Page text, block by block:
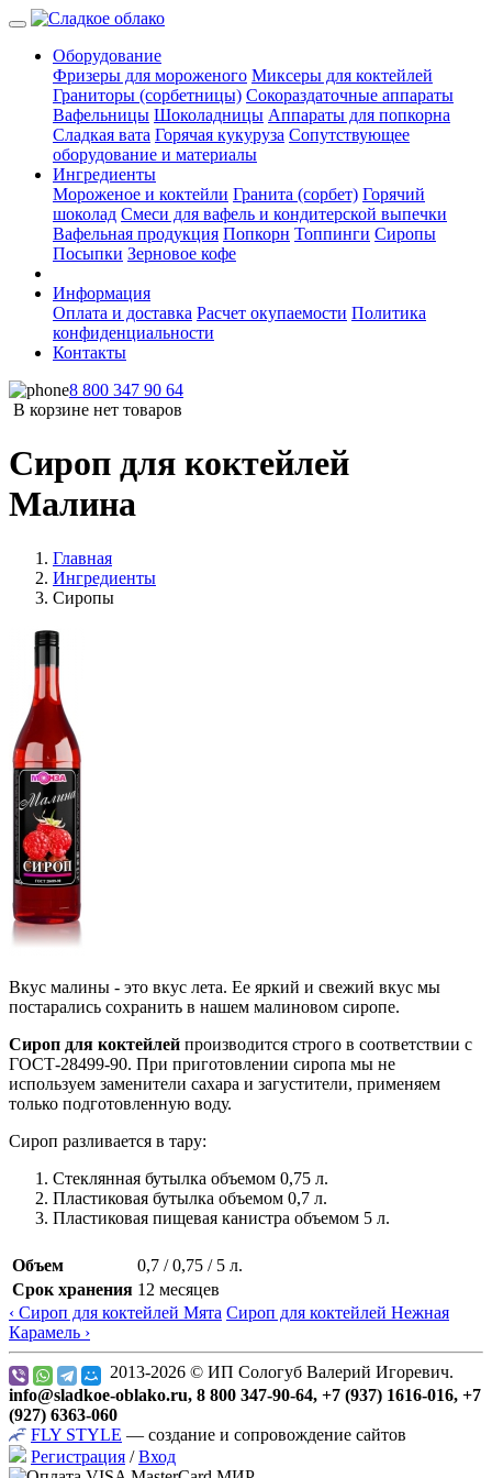
Оборудование
Фризеры для мороженого Миксеры для коктейлей
Граниторы (сорбетницы) Сокораздаточные аппараты
Вафельницы Шоколадницы Аппараты для попкорна
Сладкая вата Горячая кукуруза Сопутствующее
оборудование и материалы
Ингредиенты
Мороженое и коктейли Гранита (сорбет) Горячий
шоколад Смеси для вафель и кондитерской выпечки
Вафельная продукция Попкорн Топпинги Сиропы
Посыпки Зерновое кофе
Информация
Оплата и доставка Расчет окупаемости Политика
конфиденциальности
Контакты
8 800 347 90 64
В корзине нет товаров
Сироп для коктейлей
Малина
Главная
Ингредиенты
Сиропы
Вкус малины - это вкус лета. Ее яркий и свежий вкус мы
постарались сохранить в нашем малиновом сиропе.
Сироп для коктейлей производится строго в соответствии с
ГОСТ-28499-90. При приготовлении сиропа мы не
используем заменители сахара и загустители, применяем
только подготовленную воду.
Сироп разливается в тару:
Стеклянная бутылка объемом 0,75 л.
Пластиковая бутылка объемом 0,7 л.
Пластиковая пищевая канистра объемом 5 л.
Объем
0,7 / 0,75 / 5 л.
Срок хранения 12 месяцев
‹ Сироп для коктейлей Мята Сироп для коктейлей Нежная
Карамель ›
2013-2026 © ИП Сологуб Валерий Игоревич.
info@sladkoe-oblako.ru, 8 800 347-90-64, +7 (937) 1616-016, +7
(927) 6363-060
FLY STYLE — создание и сопровождение сайтов
Регистрация /Вход